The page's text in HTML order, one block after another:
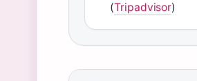
(Tripadvisor)